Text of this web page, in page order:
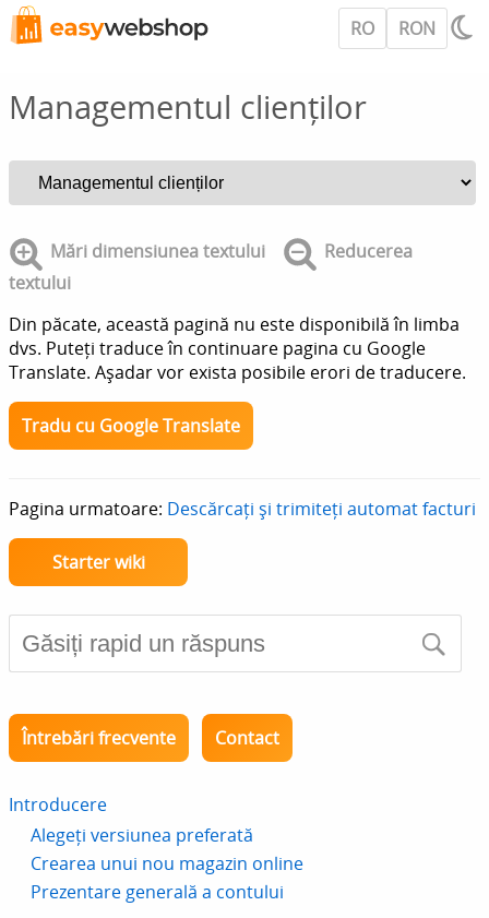
RO RON
Managementul clienților
Mări dimensiunea textului
Reducerea
textului
Din păcate, această pagină nu este disponibilă în limba
dvs. Puteți traduce în continuare pagina cu Google
Translate. Așadar vor exista posibile erori de traducere.
Tradu cu Google Translate
Pagina urmatoare: Descărcați și trimiteți automat facturi
Starter wiki
Întrebări frecvente Contact
Introducere
Alegeți versiunea preferată
Crearea unui nou magazin online
Prezentare generală a contului